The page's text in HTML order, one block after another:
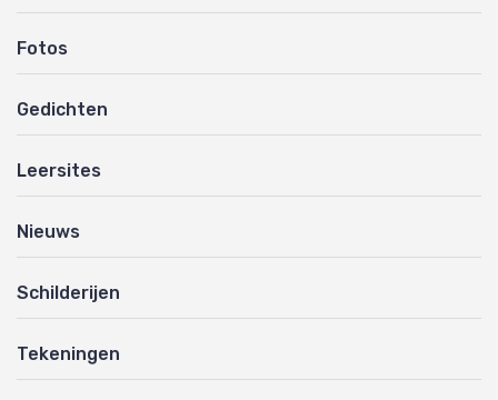
Fotos
Gedichten
Leersites
Nieuws
Schilderijen
Tekeningen